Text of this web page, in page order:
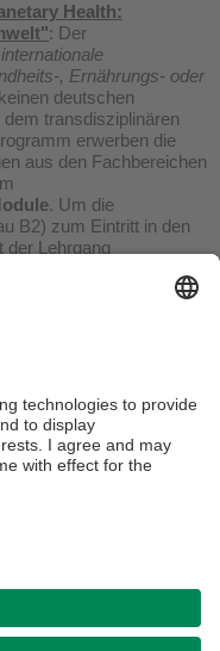
Health:
: Der
internationale
, Ernährungs- oder
deutschen
transdisziplinären
erwerben die
aus den Fachbereichen
. Um die
B2) zum Eintritt in den
der Lehrgang
und